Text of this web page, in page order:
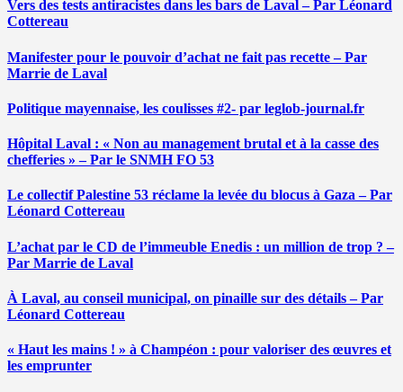
Vers des tests antiracistes dans les bars de Laval – Par Léonard
Cottereau
Manifester pour le pouvoir d’achat ne fait pas recette – Par
Marrie de Laval
Politique mayennaise, les coulisses #2- par leglob-journal.fr
Hôpital Laval : « Non au management brutal et à la casse des
chefferies » – Par le SNMH FO 53
Le collectif Palestine 53 réclame la levée du blocus à Gaza – Par
Léonard Cottereau
L’achat par le CD de l’immeuble Enedis : un million de trop ? –
Par Marrie de Laval
À Laval, au conseil municipal, on pinaille sur des détails – Par
Léonard Cottereau
« Haut les mains ! » à Champéon : pour valoriser des œuvres et
les emprunter